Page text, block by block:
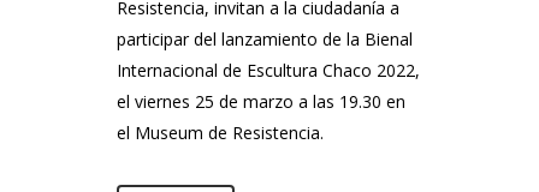
Resistencia, invitan a la ciudadanía a
participar del lanzamiento de la Bienal
Internacional de Escultura Chaco 2022,
el viernes 25 de marzo a las 19.30 en
el Museum de Resistencia.